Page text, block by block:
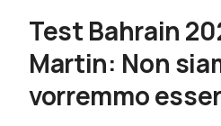
Test Bahrain
Martin: Non
vorremmo